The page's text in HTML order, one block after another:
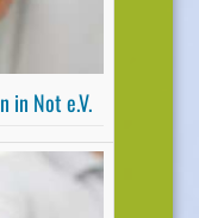
in Not e.V.
Welt"